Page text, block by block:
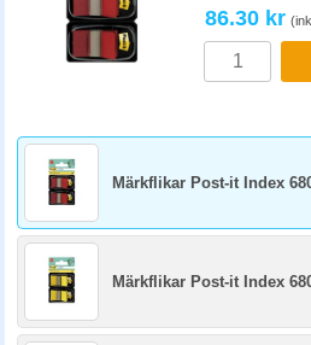
86.30 kr
Märkflikar Post-it Index
Märkflikar Post-it Index